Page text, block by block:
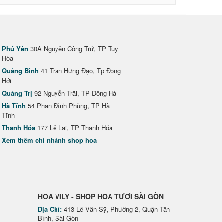
Phú Yên 30A Nguyễn Công Trứ, TP Tuy
Hòa
Quảng Bình 41 Trần Hưng Đạo, Tp Đồng
Hới
Quảng Trị 92 Nguyễn Trãi, TP Đông Hà
Hà Tĩnh 54 Phan Đình Phùng, TP Hà
Tĩnh
Thanh Hóa 177 Lê Lai, TP Thanh Hóa
Xem thêm chi nhánh shop hoa
HOA VILY - SHOP HOA TƯƠI SÀI GÒN
Địa Chỉ: 413 Lê Văn Sỹ, Phường 2, Quận Tân
Bình, Sài Gòn